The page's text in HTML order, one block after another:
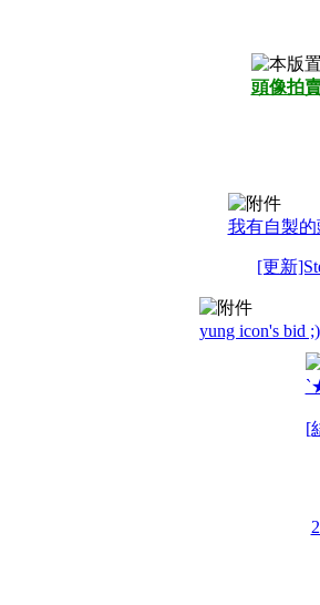
頭像拍
我有自製
[更新
yung icon's bid
[